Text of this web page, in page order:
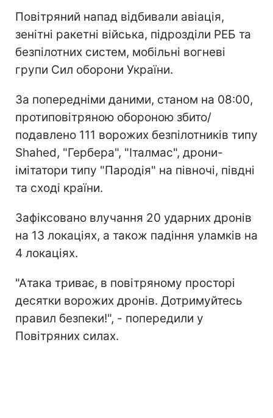
Повітряний напад відбивали авіація,
зенітні ракетні війська, підрозділи РЕБ та
безпілотних систем, мобільні вогневі
групи Сил оборони України.
За попередніми даними, станом на 08:00,
протиповітряною обороною збито/
подавлено 111 ворожих безпілотників типу
Shahed, "Гербера", "Італмас", дрони-
імітатори типу "Пародія" на півночі, півдні
та сході країни.
Зафіксовано влучання 20 ударних дронів
на 13 локаціях, а також падіння уламків на
4 локаціях.
"Атака триває, в повітряному просторі
десятки ворожих дронів. Дотримуйтесь
правил безпеки!", - попередили у
Повітряних силах.